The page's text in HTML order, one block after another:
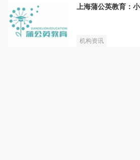
上海蒲公英教育：
机构资讯